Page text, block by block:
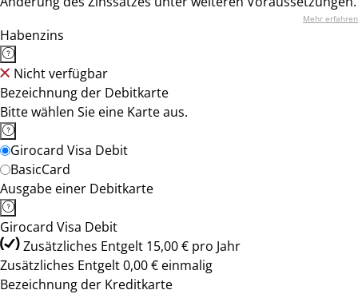
Mehr erfahren
Habenzins
Nicht verfügbar
Bezeichnung der Debitkarte
Bitte wählen Sie eine Karte aus.
Girocard Visa Debit
BasicCard
Ausgabe einer Debitkarte
Girocard Visa Debit
Zusätzliches Entgelt 15,00 € pro Jahr
Zusätzliches Entgelt 0,00 € einmalig
Bezeichnung der Kreditkarte